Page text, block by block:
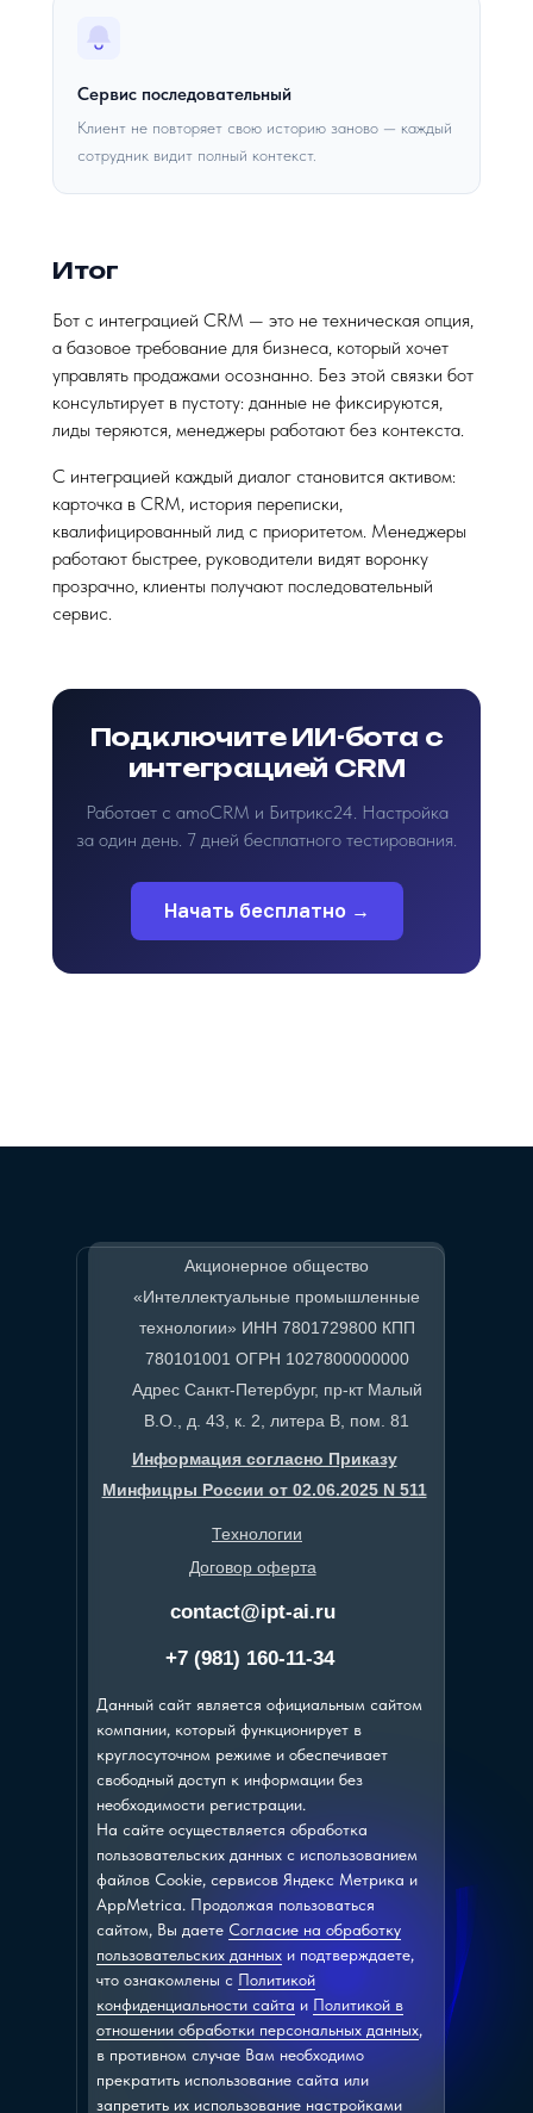
Сервис последовательный
Клиент не повторяет свою историю заново — каждый
сотрудник видит полный контекст.
Итог
Бот с интеграцией CRM — это не техническая опция,
а базовое требование для бизнеса, который хочет
управлять продажами осознанно. Без этой связки бот
консультирует в пустоту: данные не фиксируются,
лиды теряются, менеджеры работают без контекста.
С интеграцией каждый диалог становится активом:
карточка в CRM, история переписки,
квалифицированный лид с приоритетом. Менеджеры
работают быстрее, руководители видят воронку
прозрачно, клиенты получают последовательный
сервис.
Подключите ИИ-бота с
интеграцией CRM
Работает с amoCRM и Битрикс24. Настройка
за один день. 7 дней бесплатного тестирования.
Начать бесплатно →
Акционерное общество
«Интеллектуальные промышленные
технологии» ИНН 7801729800 КПП
780101001 ОГРН 1027800000000
Адрес Санкт-Петербург, пр-кт Малый
В.О., д. 43, к. 2, литера В, пом. 81
Договор оферта
Технологии
Информация согласно Приказу
Минфицры России от 02.06.2025 N 511
+7 (981) 160-11-34
contact@ipt-ai.ru
Данный сайт является официальным сайтом
компании, который функционирует в
круглосуточном режиме и обеспечивает
свободный доступ к информации без
необходимости регистрации.
На сайте осуществляется обработка
пользовательских данных с использованием
файлов Cookie, сервисов Яндекс Метрика и
AppMetrica. Продолжая пользоваться
сайтом, Вы даете Согласие на обработку
пользовательских данных и подтверждаете,
что ознакомлены с Политикой
конфиденциальности сайта и Политикой в
отношении обработки персональных данных,
в противном случае Вам необходимо
прекратить использование сайта или
запретить их использование настройками